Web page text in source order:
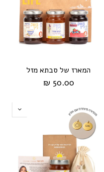
המארז של סבתא מזל
50.00 ₪